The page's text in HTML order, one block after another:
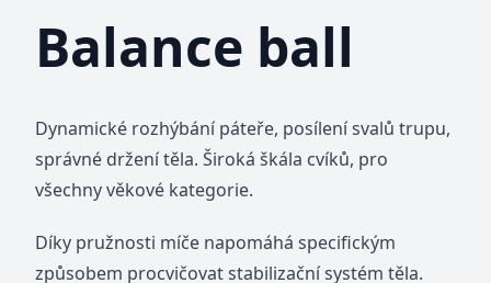
Balance ball
Dynamické rozhýbání páteře, posílení svalů trupu,
správné držení těla. Široká škála cvíků, pro
všechny věkové kategorie.
Díky pružnosti míče napomáhá specifickým
způsobem procvičovat stabilizační systém těla.